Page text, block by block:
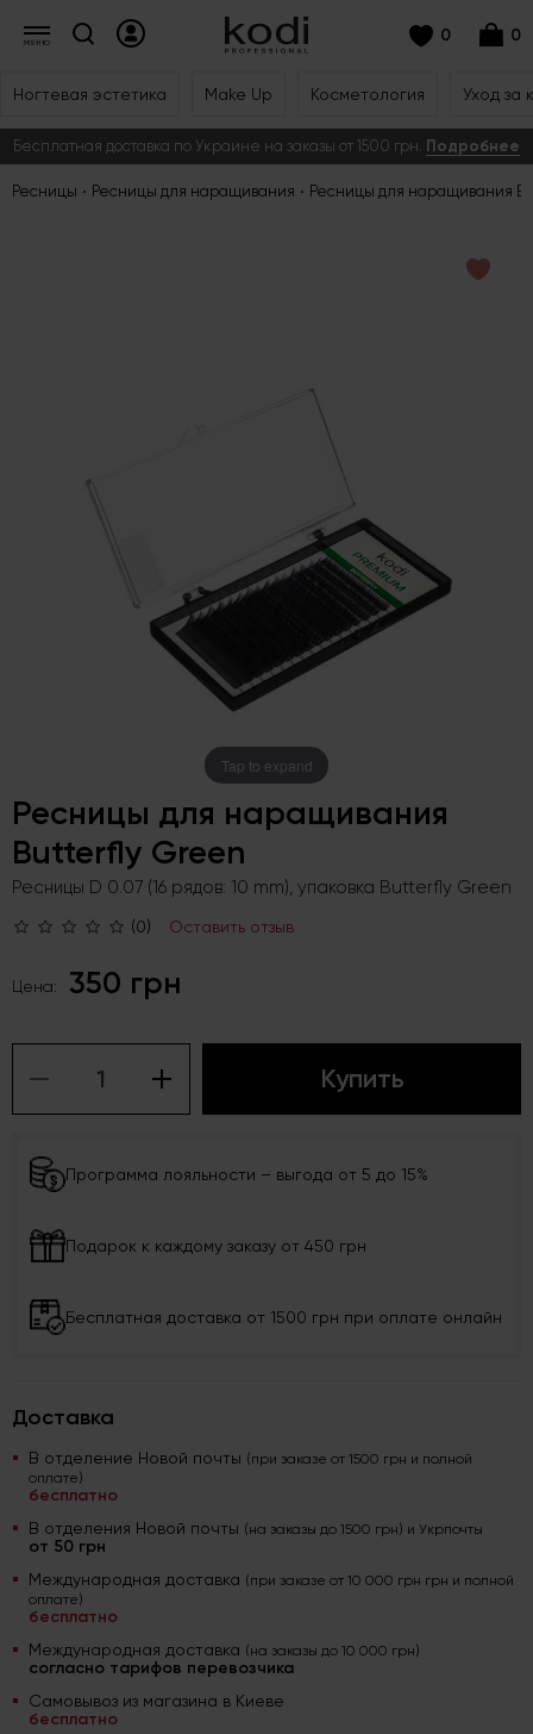
0 0
Ногтевая эстетика Make Up Косметология Уход за
Бесплатная доставка по Украине на заказы от 1500 грн. Подробнее
Ресницы Ресницы для наращивания Ресницы для наращивания
Tap to expand
Ресницы для наращивания
Butterfly Green
Ресницы D 0.07 (16 рядов: 10 mm), упаковка Butterfly Green
(0) Оставить отзыв
Цена: 350 грн
Купить
Программа лояльности – выгода от 5 до 15%
Подарок к каждому заказу от 450 грн
Бесплатная доставка от 1500 грн при оплате онлайн
Доставка
В отделение Новой почты (при заказе от 1500 грн и полной
оплате)
бесплатно
В отделения Новой почты (на заказы до 1500 грн) и Укрпочты
от 50 грн
Международная доставка (при заказе от 10 000 грн грн и полной
оплате)
бесплатно
Международная доставка (на заказы до 10 000 грн)
согласно тарифов перевозчика
Самовывоз из магазина в Киеве
бесплатно